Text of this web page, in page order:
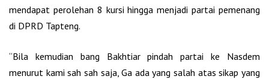
mendapat perolehan 8 kursi hingga menjadi partai pemenang
di DPRD Tapteng.
“Bila kemudian bang Bakhtiar pindah partai ke Nasdem
menurut kami sah sah saja, Ga ada yang salah atas sikap yang